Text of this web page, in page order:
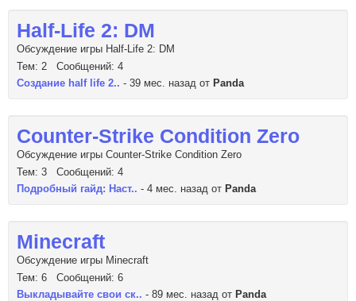
Half-Life 2: DM
Обсуждение игры Half-Life 2: DM
Тем: 2 Сообщений: 4
Создание half life 2.. - 39 мес. назад от Panda
Counter-Strike Condition Zero
Обсуждение игры Counter-Strike Condition Zero
Тем: 3 Сообщений: 4
Подробный гайд: Наст.. - 4 мес. назад от Panda
Minecraft
Обсуждение игры Minecraft
Тем: 6 Сообщений: 6
Выкладывайте свои ск.. - 89 мес. назад от Panda